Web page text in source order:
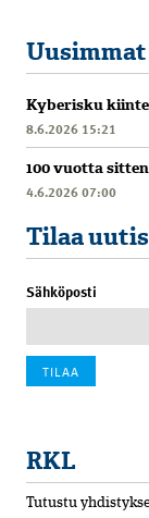
Uusimmat
Kyberisku
8.6.2026 15:21
100 vuotta
4.6.2026 07:00
Tilaa
Sähköposti
RKL
Tutustu